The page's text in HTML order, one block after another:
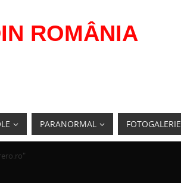
ROMÂNIA
PARANORMAL FOTOGALERIE